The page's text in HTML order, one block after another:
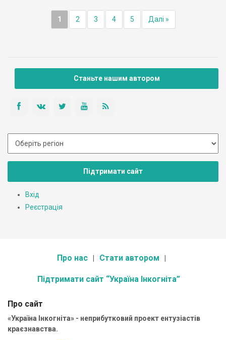
1 2 3 4 5 Далі »
Станьте нашим автором
Підтримати сайт
Вхід
Реєстрація
Про нас Стати автором
Підтримати сайт “Україна Інкогніта”
Про сайт
«Україна Інкогніта» - неприбутковий проект ентузіастів
краєзнавства.